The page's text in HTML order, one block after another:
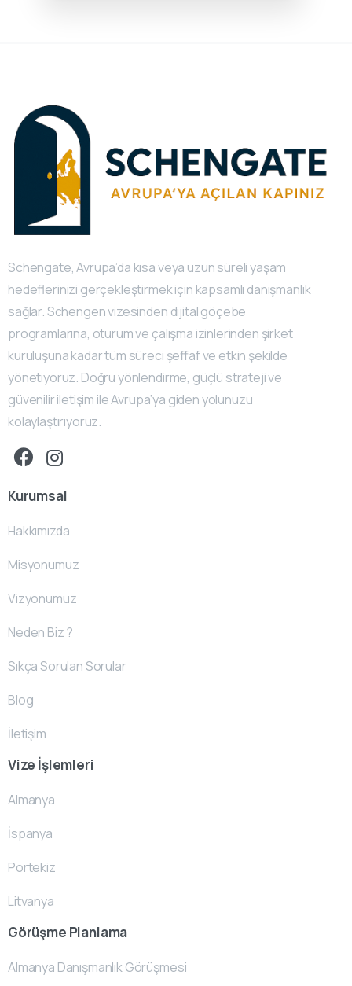
Schengate, Avrupa’da kısa veya uzun süreli yaşam
hedeflerinizi gerçekleştirmek için kapsamlı danışmanlık
sağlar. Schengen vizesinden dijital göçebe
programlarına, oturum ve çalışma izinlerinden şirket
kuruluşuna kadar tüm süreci şeffaf ve etkin şekilde
yönetiyoruz. Doğru yönlendirme, güçlü strateji ve
güvenilir iletişim ile Avrupa’ya giden yolunuzu
kolaylaştırıyoruz.
Kurumsal
Hakkımızda
Misyonumuz
Vizyonumuz
Neden Biz ?
Sıkça Sorulan Sorular
Blog
İletişim
Vize İşlemleri
Almanya
İspanya
Portekiz
Litvanya
Görüşme Planlama
Almanya Danışmanlık Görüşmesi